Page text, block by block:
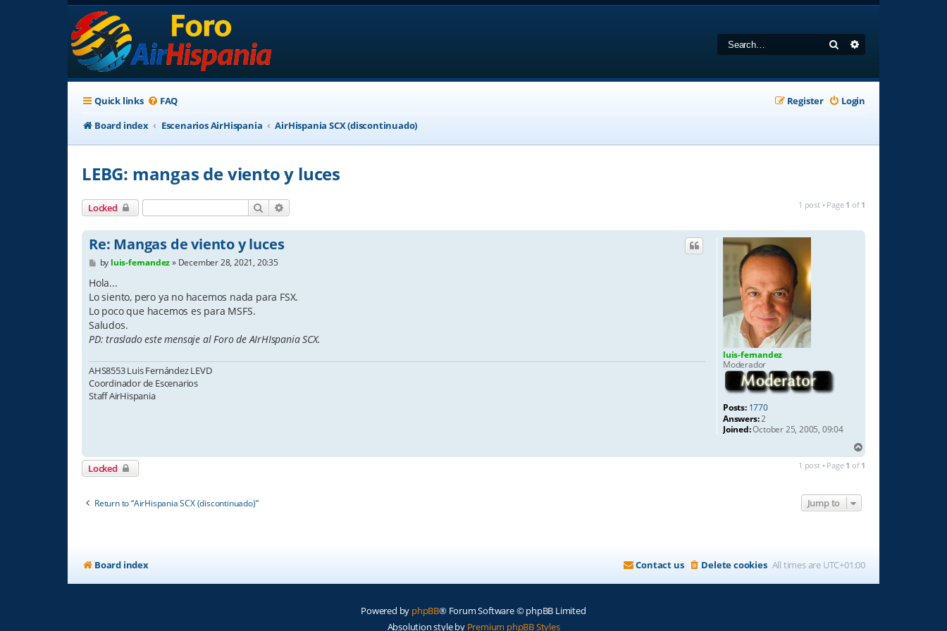
Search
Quick links FAQ Login
Register
Board index
Escenarios AirHispania AirHispania SCX (discontinuado)
LEBG: mangas de viento y luces
Locked Search 1 post • Page 1 of 1
luis-fernandez
Moderador
Posts: 1770
Answers:2
Joined:October 25, 2005, 09:04
Re: Mangas de viento y luces
P
s
by luis-fernandez» December 28, 2021, 20:35
Hola...
Lo siento, pero ya no hacemos nada para FSX.
Lo poco que hacemos es para MSFS.
Saludos.
PD: traslado este mensaje al Foro de AIrHIspania SCX.
AHS8553 Luis Fernández LEVD
Coordinador de Escenarios
Staff AirHispania
Locked 1 post • Page 1 of 1
Return to “AirHispania SCX (discontinuado)” Jump to
Board index All times are UTC+01:00
Delete cookies
Contact us
Powered by phpBB® Forum Software © phpBB Limited
Absolution style by Premium phpBB Styles